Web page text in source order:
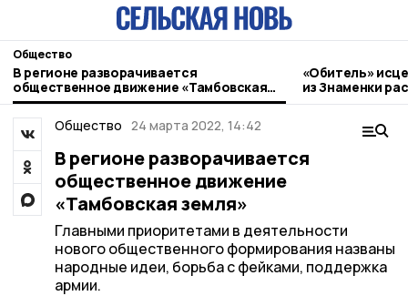
Общество
В регионе разворачивается
общественное движение «Тамбовская
земля»
«Обитель»
из Знаменки
Общество 24 марта 2022, 14:42
В регионе разворачивается
общественное движение
«Тамбовская земля»
Главными приоритетами в деятельности
нового общественного формирования названы
народные идеи, борьба с фейками, поддержка
армии.